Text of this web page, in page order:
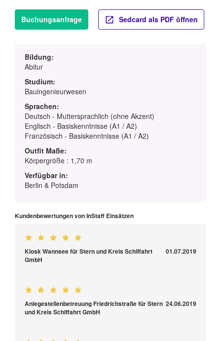
Buchungsanfrage Sedcard als PDF öffnen
Bildung:
Abitur
Studium:
Bauingenieurwesen
Sprachen:
Deutsch - Muttersprachlich (ohne Akzent)
Englisch - Basiskenntnisse (A1 / A2)
Französisch - Basiskenntnisse (A1 / A2)
Outfit Maße:
Körpergröße : 1,70 m
Verfügbar in:
Berlin & Potsdam
Kundenbewertungen von InStaff Einsätzen
Kiosk Wannsee für Stern und Kreis Schiffahrt
GmbH
01.07.2019
Anlegestellenbetreuung Friedrichstraße für Stern
und Kreis Schiffahrt GmbH
24.06.2019